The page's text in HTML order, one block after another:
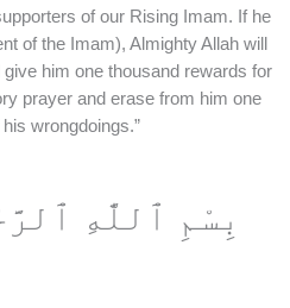
of our Rising Imam. If he
of the Imam), Almighty Allah will
him one thousand rewards for
prayer and erase from him one
wrongdoings.”
بِسْمِ ٱللَّٰهِ